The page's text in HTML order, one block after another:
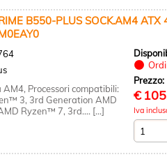
B550-PLUS SOCK.AM4
AM4, Processori compatibili:
3, 3rd Generation AMD
Ryzen™ 7, 3rd.... [...]
Prezzo:
€
Iva